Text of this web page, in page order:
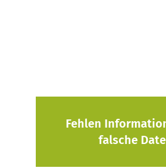
Fehlen
falsche